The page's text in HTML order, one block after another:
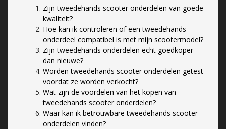
Zijn tweedehands scooter onderdelen van goede
kwaliteit?
Hoe kan ik controleren of een tweedehands
onderdeel compatibel is met mijn scootermodel?
Zijn tweedehands onderdelen echt goedkoper
dan nieuwe?
Worden tweedehands scooter onderdelen getest
voordat ze worden verkocht?
Wat zijn de voordelen van het kopen van
tweedehands scooter onderdelen?
Waar kan ik betrouwbare tweedehands scooter
onderdelen vinden?